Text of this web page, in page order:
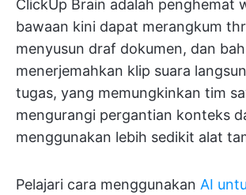
ClickUp Brain adalah penghemat
bawaan kini dapat merangkum
menyusun draf dokumen, dan
menerjemahkan klip suara
tugas, yang memungkinkan tim
mengurangi pergantian konteks
menggunakan lebih sedikit alat
Pelajari cara menggunakan AI